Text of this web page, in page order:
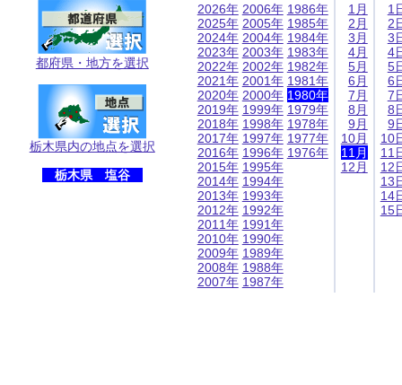
都府県・地方を選択
栃木県内の地点を選択
栃木県 塩谷
2026年
2025年
2024年
2023年
2022年
2021年
2020年
2019年
2018年
2017年
2016年
2015年
2014年
2013年
2012年
2011年
2010年
2009年
2008年
2007年
2006年
2005年
2004年
2003年
2002年
2001年
2000年
1999年
1998年
1997年
1996年
1995年
1994年
1993年
1992年
1991年
1990年
1989年
1988年
1987年
1986年
1985年
1984年
1983年
1982年
1981年
1980年
1979年
1978年
1977年
1976年
1月
2月
3月
4月
5月
6月
7月
8月
9月
10月
11月
12月
1
2
3
4
5
6
7
8
9
10
11
12
13
14
15